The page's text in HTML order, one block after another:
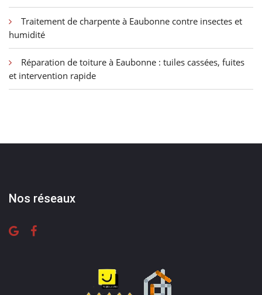
Traitement de charpente à Eaubonne contre insectes et
humidité
Réparation de toiture à Eaubonne : tuiles cassées, fuites
et intervention rapide
Nos réseaux